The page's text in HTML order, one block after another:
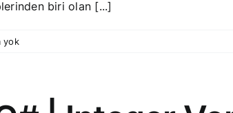
biri olan [...]
yok